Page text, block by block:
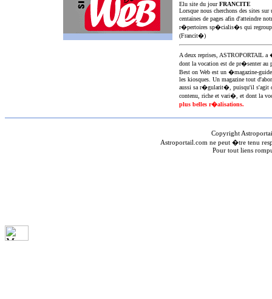
Elu site du jourFRANCITE
Lorsque nous cherchons des sites
centaines de pages afin d'atteindre
r�pertoires sp�cialis�s qui
(Francit�)
A deux reprises,
dont la vocation est de pr�senter au
Best on Web est un �magazine-
les kiosques. Un magazine tout
aussi sa r�gularit�, puisqu'il s'agit
contenu, riche et vari�, et dont la
plus belles r�alisations.
Copyright
Astroportail.com ne peut �tre tenu
Pour tout liens